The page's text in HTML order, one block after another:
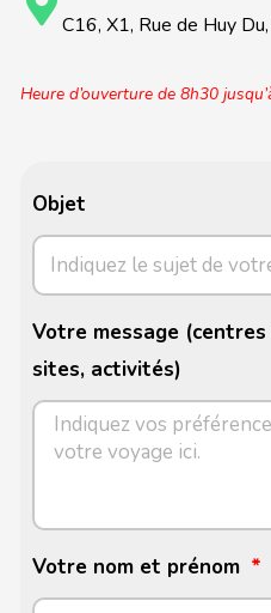
C16, X1, Rue de Huy
Heure d’ouverture de 8h30
Objet
Votre message
sites, activités)
Votre nom et prénom